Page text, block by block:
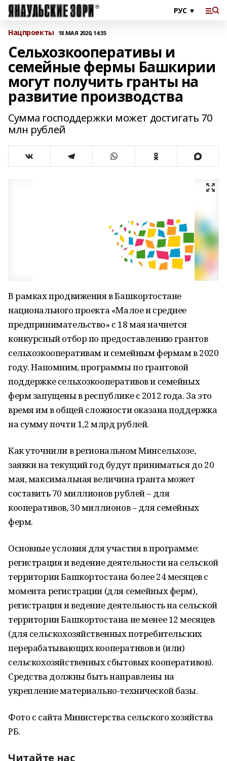
Нацпроекты 18 МАЯ 2020, 14:35
Сельхозкооперативы и
семейные фермы Башкирии
могут получить гранты на
развитие производства
Сумма господдержки может достигать 70
млн рублей
В рамках продвижения в Башкортостане
национального проекта «Малое и среднее
предпринимательство» с 18 мая начнется
конкурсный отбор по предоставлению грантов
сельхозкооперативам и семейным фермам в 2020
году. Напомним, программы по грантовой
поддержке сельхозкооперативов и семейных
ферм запущены в республике с 2012 года. За это
время им в общей сложности оказана поддержка
на сумму почти 1,2 млрд рублей.
Как уточнили в региональном Минсельхозе,
заявки на текущий год будут приниматься до 20
мая, максимальная величина гранта может
составить 70 миллионов рублей – для
кооперативов, 30 миллионов – для семейных
ферм.
Основные условия для участия в программе:
регистрация и ведение деятельности на сельской
территории Башкортостана более 24 месяцев с
момента регистрации (для семейных ферм),
регистрация и ведение деятельность на сельской
территории Башкортостана не менее 12 месяцев
(для сельскохозяйственных потребительских
перерабатывающих кооперативов и (или)
сельскохозяйственных сбытовых кооперативов).
Средства должны быть направлены на
укрепление материально-технической базы.
Фото с сайта Министерства сельского хозяйства
РБ.
Читайте нас